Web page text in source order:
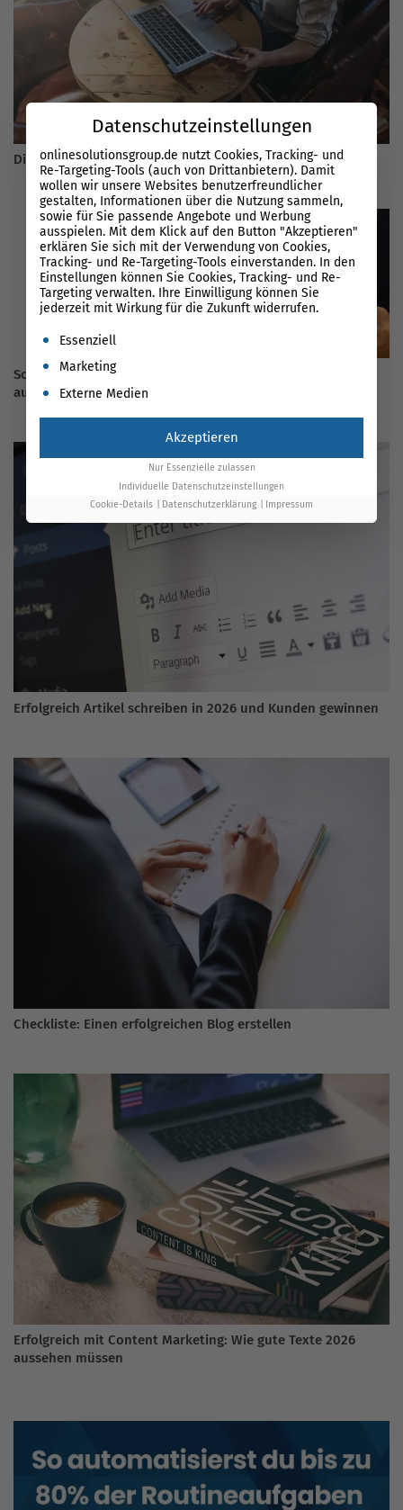
Die wichtigsten E-Mail-Marketing Tipps 2026
Schnell lesen: Wie Sie Blogbeiträge optimal für Skimmer
aufbereiten
Erfolgreich Artikel schreiben in 2026 und Kunden gewinnen
Checkliste: Einen erfolgreichen Blog erstellen
Erfolgreich mit Content Marketing: Wie gute Texte 2026
aussehen müssen
Datenschutzeinstellungen
onlinesolutionsgroup.de nutzt Cookies, Tracking- und
Re-Targeting-Tools (auch von Drittanbietern). Damit
wollen wir unsere Websites benutzerfreundlicher
gestalten, Informationen über die Nutzung sammeln,
sowie für Sie passende Angebote und Werbung
ausspielen. Mit dem Klick auf den Button "Akzeptieren"
erklären Sie sich mit der Verwendung von Cookies,
Tracking- und Re-Targeting-Tools einverstanden. In den
Einstellungen können Sie Cookies, Tracking- und Re-
Targeting verwalten. Ihre Einwilligung können Sie
jederzeit mit Wirkung für die Zukunft widerrufen.
Es folgt eine Liste der Service-Gruppen, für die eine
Essenziell
Marketing
Externe Medien
Akzeptieren
Nur Essenzielle zulassen
Individuelle Datenschutzeinstellungen
Cookie-Details
Datenschutzerklärung Impressum